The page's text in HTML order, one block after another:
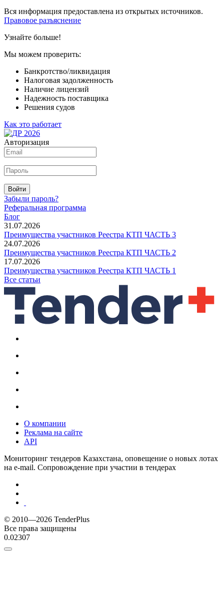
Вся информация предоставлена из открытых источников.
Правовое разъяснение
Узнайте больше!
Мы можем проверить:
Банкротство/ликвидация
Налоговая задолженность
Наличие лицензий
Надежность поставщика
Решения судов
Как это работает
Авторизация
Войти
Забыли пароль?
Реферальная программа
Блог
31.07.2026
Преимущества участников Реестра КТП ЧАСТЬ 3
24.07.2026
Преимущества участников Реестра КТП ЧАСТЬ 2
17.07.2026
Преимущества участников Реестра КТП ЧАСТЬ 1
Все статьи
О компании
Реклама на сайте
API
Мониторинг тендеров Казахстана, оповещение о новых лотах
на e-mail. Сопровождение при участии в тендерах
© 2010—2026 TenderPlus
Все права защищены
0.02307